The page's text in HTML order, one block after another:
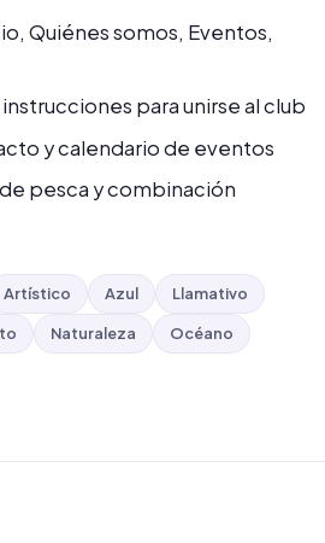
Quiénes somos, Eventos,
para unirse al club
y calendario de eventos
pesca y combinación
Artístico Azul Llamativo
Naturaleza Océano